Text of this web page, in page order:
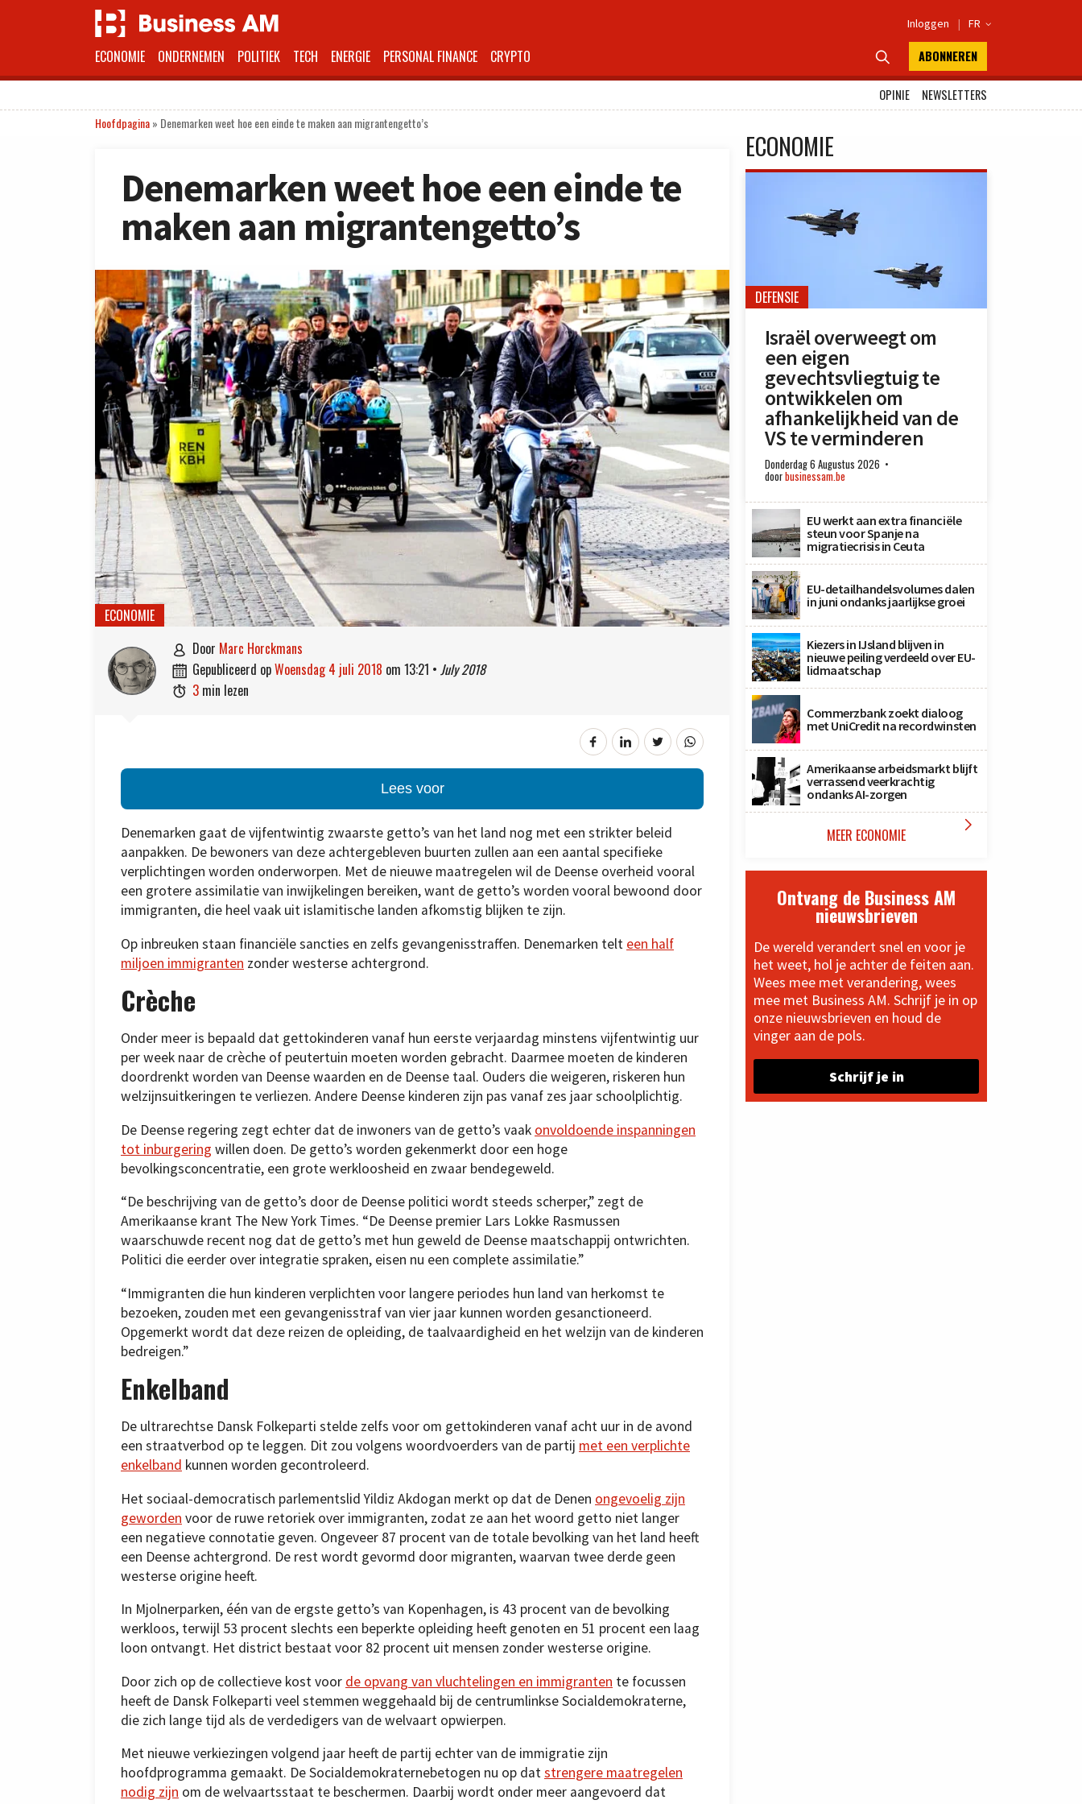
Inloggen | FR 
ECONOMIE ONDERNEMEN POLITIEK TECH ENERGIE PERSONAL FINANCE CRYPTO  ABONNEREN
OPINIE
NEWSLETTERS
Hoofdpagina» Denemarken weet hoe een einde te maken aan migrantengetto’s
Denemarken weet hoe een einde te
maken aan migrantengetto’s
ECONOMIE
 door Marc Horckmans
 gepubliceerd op woensdag 4 juli 2018 om 13:21 • July 2018
 3 min lezen
Lees voor
Denemarken gaat de vijfentwintig zwaarste getto’s van het land nog met een strikter beleid
aanpakken. De bewoners van deze achtergebleven buurten zullen aan een aantal specifieke
verplichtingen worden onderworpen. Met de nieuwe maatregelen wil de Deense overheid vooral
een grotere assimilatie van inwijkelingen bereiken, want de getto’s worden vooral bewoond door
immigranten, die heel vaak uit islamitische landen afkomstig blijken te zijn.
Op inbreuken staan financiële sancties en zelfs gevangenisstraffen. Denemarken telt een half
miljoen immigranten zonder westerse achtergrond.
Crèche
Onder meer is bepaald dat gettokinderen vanaf hun eerste verjaardag minstens vijfentwintig uur
per week naar de crèche of peutertuin moeten worden gebracht. Daarmee moeten de kinderen
doordrenkt worden van Deense waarden en de Deense taal. Ouders die weigeren, riskeren hun
welzijnsuitkeringen te verliezen. Andere Deense kinderen zijn pas vanaf zes jaar schoolplichtig.
De Deense regering zegt echter dat de inwoners van de getto’s vaak onvoldoende inspanningen
tot inburgering willen doen. De getto’s worden gekenmerkt door een hoge
bevolkingsconcentratie, een grote werkloosheid en zwaar bendegeweld.
“De beschrijving van de getto’s door de Deense politici wordt steeds scherper,” zegt de
Amerikaanse krant The New York Times. “De Deense premier Lars Lokke Rasmussen
waarschuwde recent nog dat de getto’s met hun geweld de Deense maatschappij ontwrichten.
Politici die eerder over integratie spraken, eisen nu een complete assimilatie.”
“Immigranten die hun kinderen verplichten voor langere periodes hun land van herkomst te
bezoeken, zouden met een gevangenisstraf van vier jaar kunnen worden gesanctioneerd.
Opgemerkt wordt dat deze reizen de opleiding, de taalvaardigheid en het welzijn van de kinderen
bedreigen.”
Enkelband
De ultrarechtse Dansk Folkeparti stelde zelfs voor om gettokinderen vanaf acht uur in de avond
een straatverbod op te leggen. Dit zou volgens woordvoerders van de partij met een verplichte
enkelband kunnen worden gecontroleerd.
Het sociaal-democratisch parlementslid Yildiz Akdogan merkt op dat de Denen ongevoelig zijn
geworden voor de ruwe retoriek over immigranten, zodat ze aan het woord getto niet langer
een negatieve connotatie geven. Ongeveer 87 procent van de totale bevolking van het land heeft
een Deense achtergrond. De rest wordt gevormd door migranten, waarvan twee derde geen
westerse origine heeft.
In Mjolnerparken, één van de ergste getto’s van Kopenhagen, is 43 procent van de bevolking
werkloos, terwijl 53 procent slechts een beperkte opleiding heeft genoten en 51 procent een laag
loon ontvangt. Het district bestaat voor 82 procent uit mensen zonder westerse origine.
Door zich op de collectieve kost voor de opvang van vluchtelingen en immigranten te focussen
heeft de Dansk Folkeparti veel stemmen weggehaald bij de centrumlinkse Socialdemokraterne,
die zich lange tijd als de verdedigers van de welvaart opwierpen.
Met nieuwe verkiezingen volgend jaar heeft de partij echter van de immigratie zijn
hoofdprogramma gemaakt. De Socialdemokraternebetogen nu op datstrengere maatregelen
nodig zijn om de welvaartsstaat te beschermen. Daarbij wordt onder meer aangevoerd dat
ECONOMIE
DEFENSIE
Israël overweegt om
een eigen
gevechtsvliegtuig te
ontwikkelen om
afhankelijkheid van de
VS te verminderen
Donderdag 6 Augustus 2026
doorbusinessam.be
EU werkt aan extra financiële
steun voor Spanje na
migratiecrisis in Ceuta
EU-detailhandelsvolumes dalen
in juni ondanks jaarlijkse groei
Kiezers in IJsland blijven in
nieuwe peiling verdeeld over EU-
lidmaatschap
Commerzbank zoekt dialoog
met UniCredit na recordwinsten
Amerikaanse arbeidsmarkt blijft
verrassend veerkrachtig
ondanks AI-zorgen
MEER ECONOMIE 
Ontvang de Business AM
nieuwsbrieven
De wereld verandert snel en voor je
het weet, hol je achter de feiten aan.
Wees mee met verandering, wees
mee met Business AM. Schrijf je in op
onze nieuwsbrieven en houd de
vinger aan de pols.
Schrijf je in